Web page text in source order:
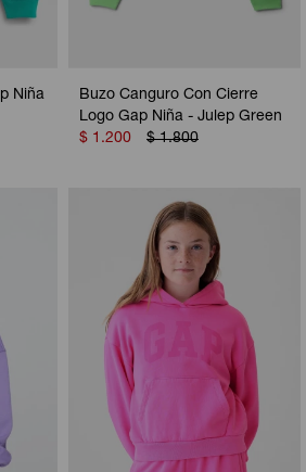
Niña
Buzo Canguro Con Cierre
Logo Gap Niña - Julep Green
$ 1.200 $ 1.800